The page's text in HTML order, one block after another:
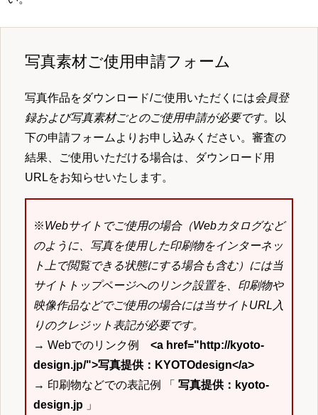
写真素材ご使用申請フォーム
写真作品をダウンロード/ご使用いただくには会員登
録および写真素材ごとのご使用申請が必要です。以
下の申請フォームよりお申し込みください。審査の
結果、ご使用いただける場合は、ダウンロード用
URLをお知らせいたします。
※Webサイトでご使用の場合（Webカタログなど
のように、写真を使用した印刷物をインターネッ
ト上で閲覧できる状態にする場合も含む）には当
サイトトップページへのリンク設置を、印刷物や
映像作品などでご使用の場合には当サイトURL入
りのクレジット表記が必要です。
→ Webでのリンク例 <a href="http://kyoto-
design.jp/">写真提供：KYOTOdesign</a>
→ 印刷物などでの表記例 「 写真提供：kyoto-
design.jp 」